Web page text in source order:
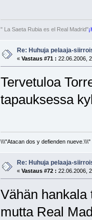
" La Saeta Rubia es el Real Madrid"
Re: Huhuja pelaaja-
« Vastaus #71 : 22.06.2006,
Tervetuloa
tapauksessa
\\\"Atacan dos y defienden nueve.\\\"
Re: Huhuja pelaaja-
« Vastaus #72 : 22.06.2006,
Vähän
mutta Real